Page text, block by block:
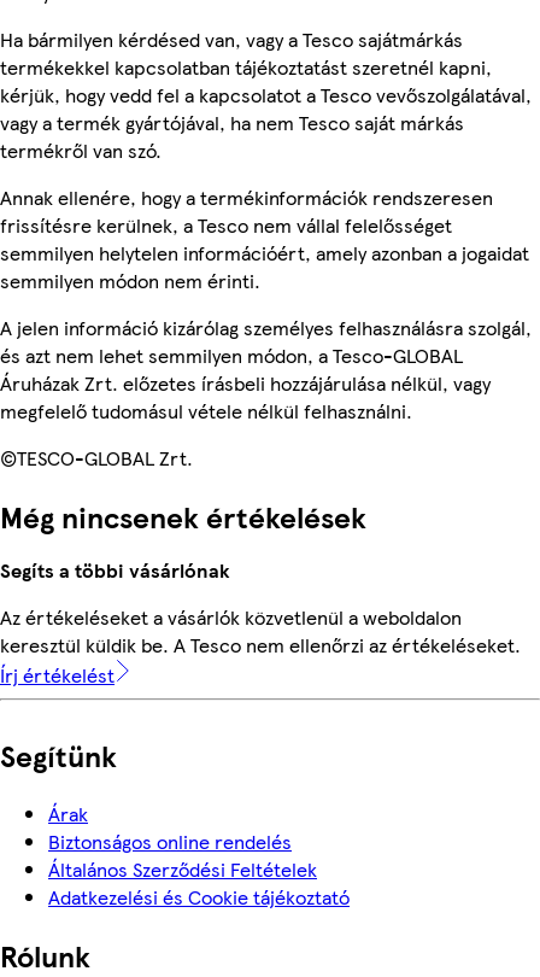
Ha bármilyen kérdésed van, vagy a Tesco sajátmárkás
termékekkel kapcsolatban tájékoztatást szeretnél kapni,
kérjük, hogy vedd fel a kapcsolatot a Tesco vevőszolgálatával,
vagy a termék gyártójával, ha nem Tesco saját márkás
termékről van szó.
Annak ellenére, hogy a termékinformációk rendszeresen
frissítésre kerülnek, a Tesco nem vállal felelősséget
semmilyen helytelen információért, amely azonban a jogaidat
semmilyen módon nem érinti.
A jelen információ kizárólag személyes felhasználásra szolgál,
és azt nem lehet semmilyen módon, a Tesco-GLOBAL
Áruházak Zrt. előzetes írásbeli hozzájárulása nélkül, vagy
megfelelő tudomásul vétele nélkül felhasználni.
©TESCO-GLOBAL Zrt.
Még nincsenek értékelések
Segíts a többi vásárlónak
Az értékeléseket a vásárlók közvetlenül a weboldalon
keresztül küldik be. A Tesco nem ellenőrzi az értékeléseket.
Írj értékelést
Segítünk
Árak
Biztonságos online rendelés
Általános Szerződési Feltételek
Adatkezelési és Cookie tájékoztató
Rólunk